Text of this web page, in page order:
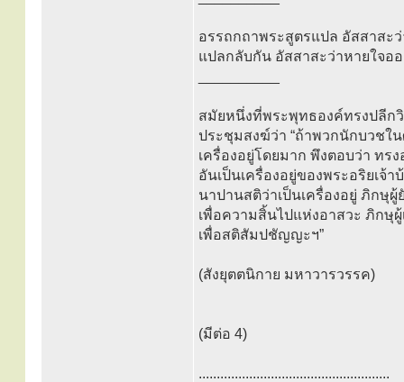
อรรถกถาพระสูตรแปล อัสสาสะ
แปลกลับกัน อัสสาสะว่าหายใจอ
สมัยหนึ่งที่พระพุทธองค์ทรงปลีก
ประชุมสงฆ์ว่า “ถ้าพวกนักบวชใ
เครื่องอยู่โดยมาก พึงตอบว่า ท
อันเป็นเครื่องอยู่ของพระอริยเจ้
นาปานสติว่าเป็นเครื่องอยู่ ภิกษุ
เพื่อความสิ้นไปแห่งอาสวะ ภิกษุ
เพื่อสติสัมปชัญญะฯ”
(สังยุตตนิกาย มหาวารวรรค)
(มีต่อ 4)
.....................................................